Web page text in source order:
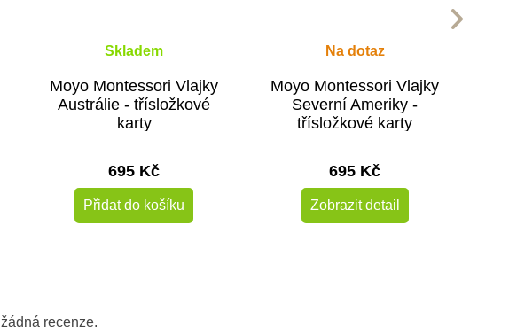
Skladem
Moyo Montessori Vlajky
Austrálie - třísložkové
karty
695 Kč
Přidat do košíku
Na dotaz
Moyo Montessori Vlajky
Severní Ameriky -
třísložkové karty
695 Kč
Zobrazit detail
recenze.